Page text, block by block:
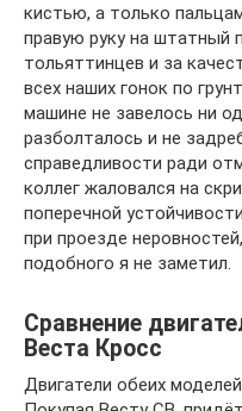
кистью, а только
правую руку на штатный
тольяттинцев и за
всех наших гонок по
машине не завелось ни
разболталось и не
справедливости ради
коллег жаловался на
поперечной
при проезде
подобного я не заметил.
Сравнение
Веста Кросс
Двигатели обеих